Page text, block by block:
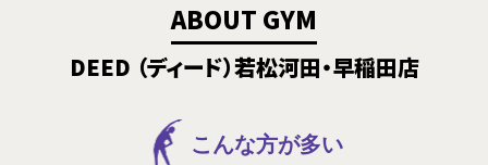
ABOUT GYM
DEED （ディード）若松河田・早稲田店
こんな方が多い